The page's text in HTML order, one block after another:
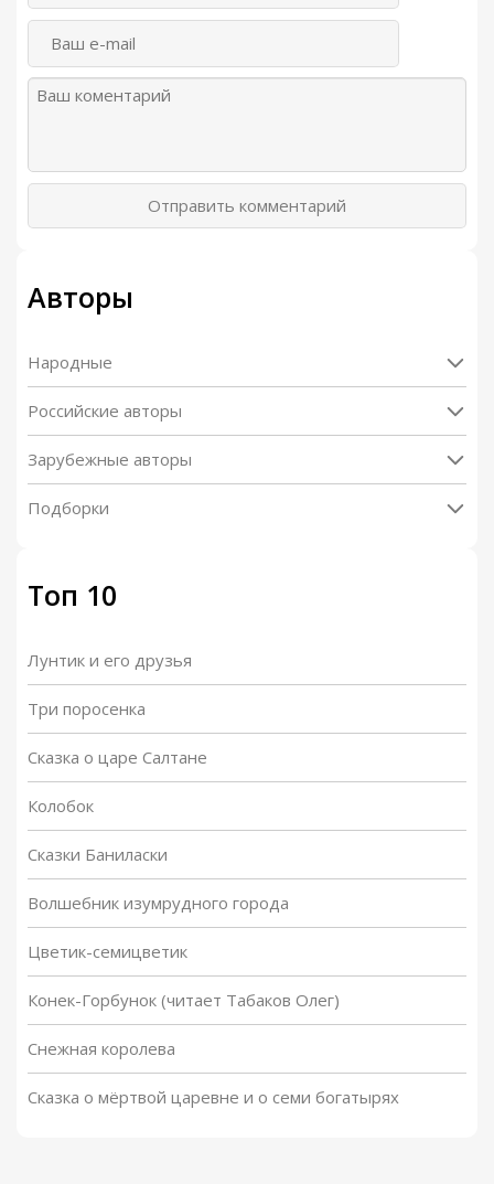
Отправить комментарий
Авторы
Народные
Российские авторы
Зарубежные авторы
Подборки
Топ 10
Лунтик и его друзья
Три поросенка
Сказка о царе Салтане
Колобок
Сказки Баниласки
Волшебник изумрудного города
Цветик-семицветик
Конек-Горбунок (читает Табаков Олег)
Снежная королева
Сказка о мёртвой царевне и о семи богатырях